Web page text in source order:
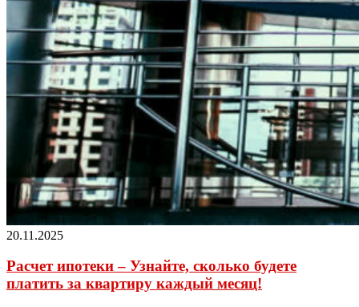
20.11.2025
Расчет ипотеки – Узнайте, сколько будете
платить за квартиру каждый месяц!